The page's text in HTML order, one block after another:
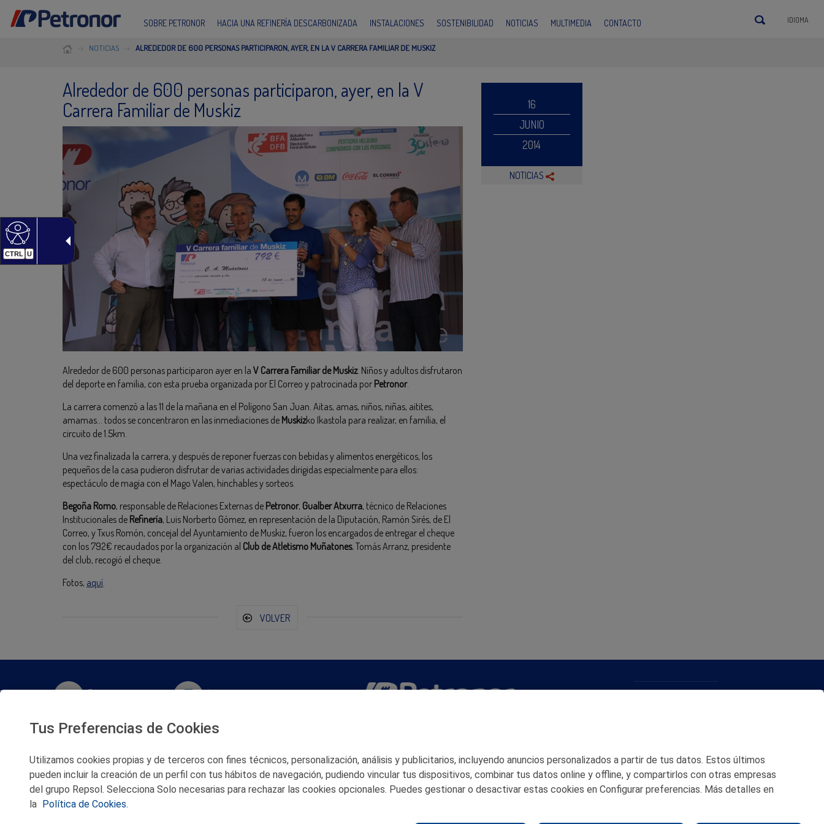
CTRL U
SOBRE PETRONOR HACIA UNA REFINERÍA DESCARBONIZADA INSTALACIONES SOSTENIBILIDAD NOTICIAS MULTIMEDIA CONTACTO IDIOMA
NOTICIAS ALREDEDOR DE 600 PERSONAS PARTICIPARON, AYER, EN LA V CARRERA FAMILIAR DE MUSKIZ
Alrededor de 600 personas participaron, ayer, en la V
Carrera Familiar de Muskiz
Alrededor de 600 personas participaron ayer en la V Carrera Familiar de Muskiz. Niños y adultos disfrutaron
del deporte en familia, con esta prueba organizada por El Correo y patrocinada por Petronor.
La carrera comenzó a las 11 de la mañana en el Polígono San Juan. Aitas, amas, niños, niñas, aitites,
amamas… todos se concentraron en las inmediaciones de Muskizko Ikastola para realizar, en familia, el
circuito de 1.5km.
Una vez finalizada la carrera, y después de reponer fuerzas con bebidas y alimentos energéticos, los
pequeños de la casa pudieron disfrutar de varias actividades dirigidas especialmente para ellos:
espectáculo de magia con el Mago Valen, hinchables y sorteos.
Begoña Romo, responsable de Relaciones Externas de Petronor, Gualber Atxurra, técnico de Relaciones
Institucionales de Refinería, Luis Norberto Gómez, en representación de la Diputación, Ramón Sirés, de El
Correo, y Txus Romón, concejal del Ayuntamiento de Muskiz, fueron los encargados de entregar el cheque
con los 792€ recaudados por la organización al Club de Atletismo Muñatones.Tomás Arranz, presidente
del club, recogió el cheque.
Fotos, aquí
VOLVER
16
JUNIO
2014
NOTICIAS
Twitter
Facebook
Youtube
Flickr
Instagram
Slideshare
Soundcloud © 2026 Petronor S.A.
POLITICA DE COOKIES
Tus Preferencias de Cookies
Utilizamos cookies propias y de terceros con fines técnicos, personalización, análisis y publicitarios, incluyendo anuncios personalizados a partir de tus datos. Estos últimos
pueden incluir la creación de un perfil con tus hábitos de navegación, pudiendo vincular tus dispositivos, combinar tus datos online y offline, y compartirlos con otras empresas
del grupo Repsol. Selecciona Solo necesarias para rechazar las cookies opcionales. Puedes gestionar o desactivar estas cookies en Configurar preferencias. Más detalles en
la Política de Cookies.